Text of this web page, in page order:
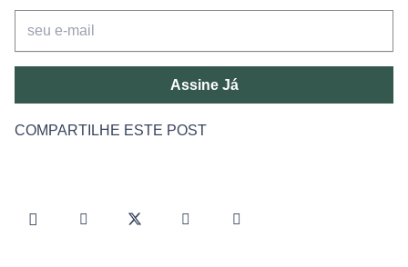
Assine Já
COMPARTILHE ESTE POST